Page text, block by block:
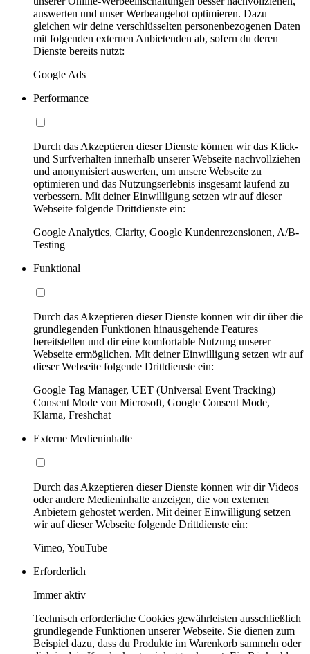
auswerten und unser Werbeangebot optimieren. Dazu
gleichen wir deine verschlüsselten personenbezogenen Daten
mit folgenden externen Anbietenden ab, sofern du deren
Dienste bereits nutzt:
Google Ads
Performance
Durch das Akzeptieren dieser Dienste können wir das Klick-
und Surfverhalten innerhalb unserer Webseite nachvollziehen
und anonymisiert auswerten, um unsere Webseite zu
optimieren und das Nutzungserlebnis insgesamt laufend zu
verbessern. Mit deiner Einwilligung setzen wir auf dieser
Webseite folgende Drittdienste ein:
Google Analytics, Clarity, Google Kundenrezensionen, A/B-
Testing
Funktional
Durch das Akzeptieren dieser Dienste können wir dir über die
grundlegenden Funktionen hinausgehende Features
bereitstellen und dir eine komfortable Nutzung unserer
Webseite ermöglichen. Mit deiner Einwilligung setzen wir auf
dieser Webseite folgende Drittdienste ein:
Google Tag Manager, UET (Universal Event Tracking)
Consent Mode von Microsoft, Google Consent Mode,
Klarna, Freshchat
Externe Medieninhalte
Durch das Akzeptieren dieser Dienste können wir dir Videos
oder andere Medieninhalte anzeigen, die von externen
Anbietern gehostet werden. Mit deiner Einwilligung setzen
wir auf dieser Webseite folgende Drittdienste ein:
Vimeo, YouTube
Erforderlich
Immer aktiv
Technisch erforderliche Cookies gewährleisten ausschließlich
grundlegende Funktionen unserer Webseite. Sie dienen zum
Beispiel dazu, dass du Produkte im Warenkorb sammeln oder